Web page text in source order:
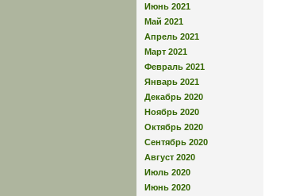
Июнь 2021
Май 2021
Апрель 2021
Март 2021
Февраль 2021
Январь 2021
Декабрь 2020
Ноябрь 2020
Октябрь 2020
Сентябрь 2020
Август 2020
Июль 2020
Июнь 2020